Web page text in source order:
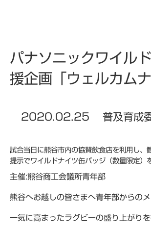
パナソニックワイル
援企画「ウェルカムナ
2020.02.25 普及育成
試合当日に熊谷市内の協賛飲食店を利用し、
提示でワイルドナイツ缶バッジ（数量限定）
主催:熊谷商工会議所青年部
熊谷へお越しの皆さまへ青年部からの
一気に高まったラグビーの盛り上がり